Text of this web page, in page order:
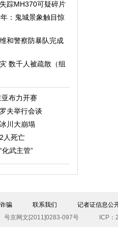
踪MH370可疑碎片
：鬼城景象触目惊
和警察防暴队完成
数千人被疏散（组
布力开赛
夫举行会谈
川大崩塌
人死亡
武主管”
骗 联系我们
记者证信息公
号京网文[2011]0283-097号
ICP